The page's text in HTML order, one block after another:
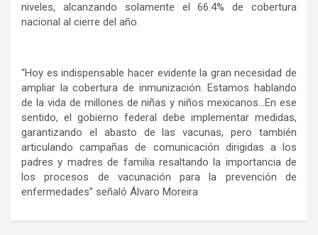
niveles, alcanzando solamente el 66.4% de cobertura
nacional al cierre del año.
“Hoy es indispensable hacer evidente la gran necesidad de
ampliar la cobertura de inmunización. Estamos hablando
de la vida de millones de niñas y niños mexicanos…En ese
sentido, el gobierno federal debe implementar medidas,
garantizando el abasto de las vacunas, pero también
articulando campañas de comunicación dirigidas a los
padres y madres de familia resaltando la importancia de
los procesos de vacunación para la prevención de
enfermedades” señaló Álvaro Moreira